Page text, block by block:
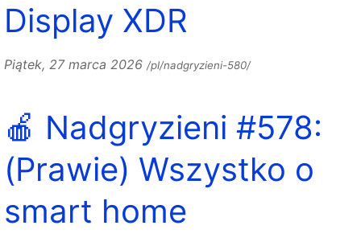
Display XDR
Piątek, 27 marca 2026 /pl/nadgryzieni-580/
🍎 Nadgryzieni #578:
(Prawie) Wszystko o
smart home